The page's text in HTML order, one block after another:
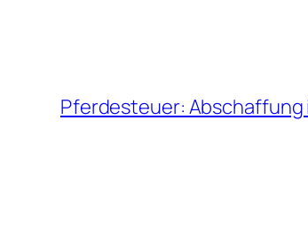
Pferdesteuer: Abschaffung